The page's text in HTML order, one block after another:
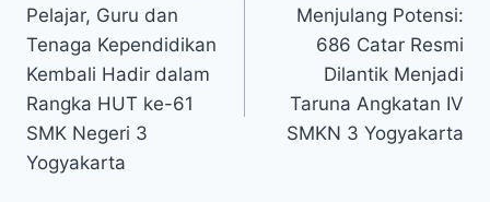
Pelajar, Guru dan
Tenaga Kependidikan
Kembali Hadir dalam
Rangka HUT ke-61
SMK Negeri 3
Yogyakarta
Menjulang Potensi:
686 Catar Resmi
Dilantik Menjadi
Taruna Angkatan IV
SMKN 3 Yogyakarta